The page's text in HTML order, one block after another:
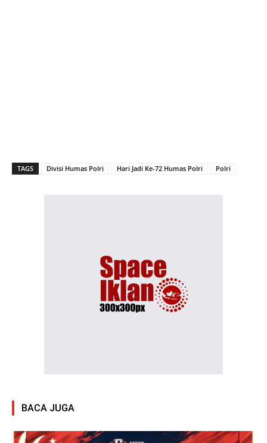
TAGS Divisi Humas Polri Hari Jadi Ke-72 Humas Polri Polri
BACA JUGA